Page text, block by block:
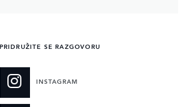
PRIDRUŽITE SE RAZGOVORU
INSTAGRAM